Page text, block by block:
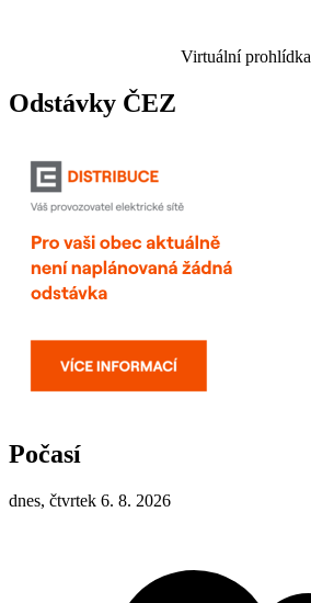
Virtuální prohlídka
Odstávky ČEZ
Počasí
dnes, čtvrtek 6. 8. 2026